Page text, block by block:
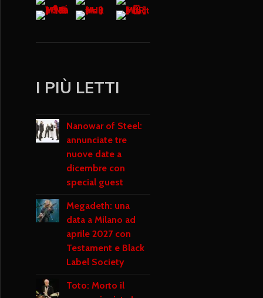
I PIÙ LETTI
Nanowar of Steel:
annunciate tre
nuove date a
dicembre con
special guest
Megadeth: una
data a Milano ad
aprile 2027 con
Testament e Black
Label Society
Toto: Morto il